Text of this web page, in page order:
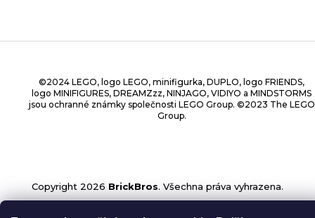
©2024 LEGO, logo LEGO, minifigurka, DUPLO, logo FRIENDS,
logo MINIFIGURES, DREAMZzz, NINJAGO, VIDIYO a MINDSTORMS
jsou ochranné známky společnosti LEGO Group. ©2023 The LEGO
Group.
Copyright 2026 BrickBros. Všechna práva vyhrazena.